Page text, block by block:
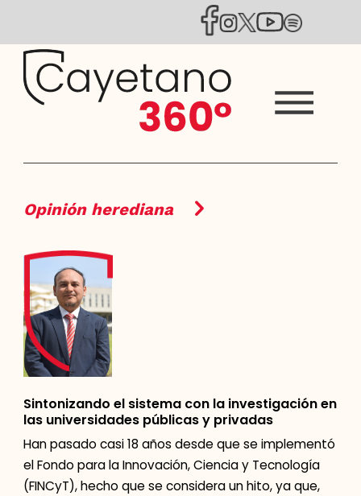
Opinión herediana
Sintonizando el sistema con la investigación en
las universidades públicas y privadas
Han pasado casi 18 años desde que se implementó
el Fondo para la Innovación, Ciencia y Tecnología
(FINCyT), hecho que se considera un hito, ya que,